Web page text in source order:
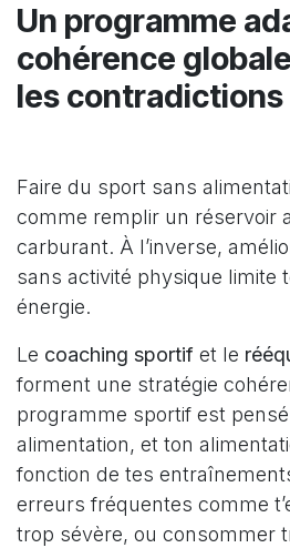
Un programme
cohérence
les contradictions
Faire du sport sans
comme remplir un réservoir
carburant. À l’inverse,
sans activité physique limite
énergie.
Le coaching sportif et le
forment une stratégie
programme sportif est
alimentation, et ton
fonction de tes
erreurs fréquentes comme
trop sévère, ou consommer